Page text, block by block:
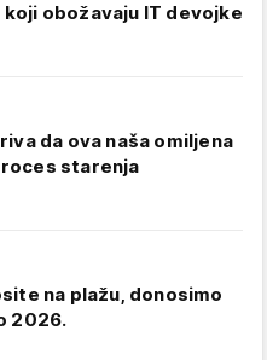
obožavaju IT devojke
da ova naša omiljena
starenja
na plažu, donosimo
2026.